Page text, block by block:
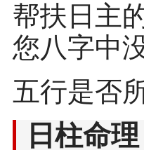
帮扶日主
您八字中
五行是否
日柱命理